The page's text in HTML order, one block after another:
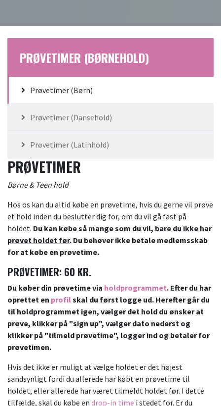
PRØVETIMER (BØRNEHOLD)
Prøvetimer (Børn)
Prøvetimer (Dansehold)
Prøvetimer (Latinhold)
PRØVETIMER
Børne & Teen hold
Hos os kan du altid købe en prøvetime, hvis du gerne vil prøve
et hold inden du beslutter dig for, om du vil gå fast på
holdet. Du kan købe så mange som du vil, bare du ikke har
prøvet holdet før. Du behøver ikke betale medlemsskab
for at købe en prøvetime.
PRØVETIMER: 60 KR.
Du køber din prøvetime via holdprogrammet. Efter du har
oprettet en profilskal du først logge ud. Herefter går du
til holdprogrammet igen, vælger det hold du ønsker at
prøve, klikker på "sign up", vælger dato nederst og
klikker på "tilmeld prøvetime", logger ind og betaler for
prøvetimen.
Hvis det ikke er muligt at vælge holdet er det højest
sandsynligt fordi du allerede har købt en prøvetime til
holdet, eller allerede har været tilmeldt holdet før. I dette
tilfælde, skal du købe en drop-in time i stedet for. Er du